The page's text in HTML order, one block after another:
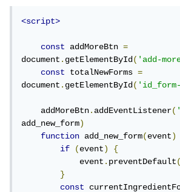
<script>
const addMoreBtn =
document.getElementById('add-
const
totalNewForms =
document.getElementById('id_form-
    addMoreBtn
.addEventListener(
add_new_form)
function add_new_form(event)
if
(event)
{
            event
.preventDefault
}
const